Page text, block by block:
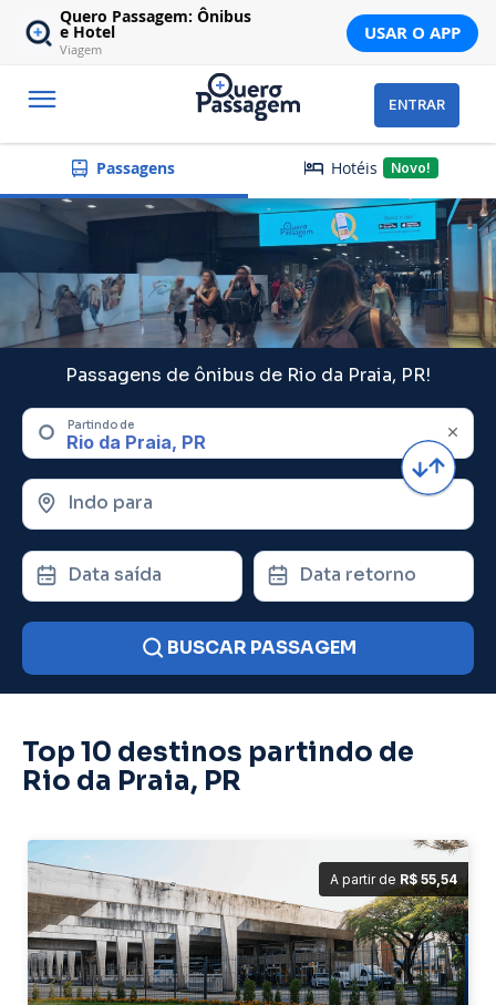
Quero Passagem: Ônibus
e Hotel
Viagem
USAR O APP
ENTRAR
Passagens Hotéis Novo!
Passagens de ônibus de Rio da Praia, PR!
Partindo de
Indo para
Data saída Data retorno
BUSCAR PASSAGEM
Top 10 destinos partindo de
Rio da Praia, PR
A partir de R$ 55,54